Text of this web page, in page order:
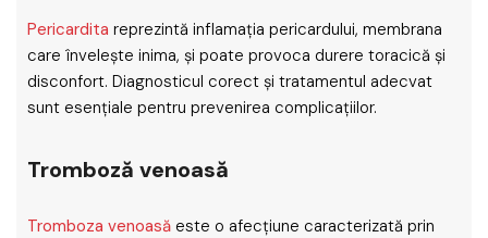
Pericardita reprezintă inflamația pericardului, membrana
care învelește inima, și poate provoca durere toracică și
disconfort. Diagnosticul corect și tratamentul adecvat
sunt esențiale pentru prevenirea complicațiilor.
Tromboză venoasă
Tromboza venoasă este o afecțiune caracterizată prin